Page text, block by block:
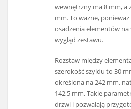
wewnętrzny ma 8 mm, a
mm. To ważne,
osadzenia elementów
wygląd zestawu.
Rozstaw między
szerokość szyldu to 30
określona na 242 mm,
142,5 mm. Takie
drzwi i pozwalają